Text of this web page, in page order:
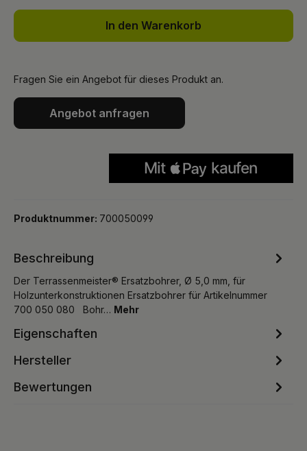
In den Warenkorb
Fragen Sie ein Angebot für dieses Produkt an.
Angebot anfragen
Produktnummer: 700050099
Beschreibung
Der Terrassenmeister® Ersatzbohrer, Ø 5,0 mm, für
Holzunterkonstruktionen Ersatzbohrer für Artikelnummer
700 050 080 Bohr… Mehr
Eigenschaften
Hersteller
Bewertungen